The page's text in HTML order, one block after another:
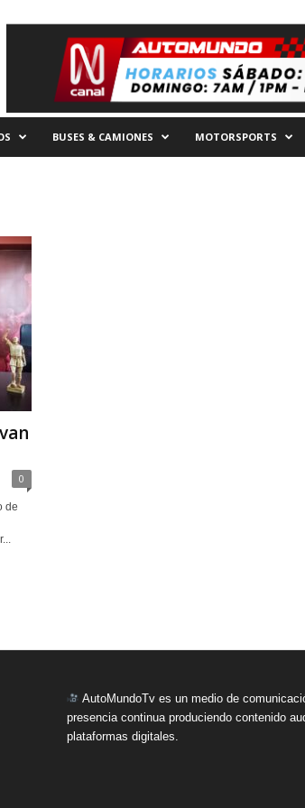
BUSES & CAMIONES MOTORSPORTS
0
de
AutoMundoTv es un medio de
presencia continua produciendo contenido
plataformas digitales.